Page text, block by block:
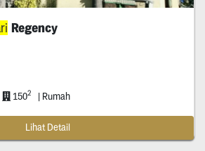
Regency
1502 | Rumah
Lihat Detail